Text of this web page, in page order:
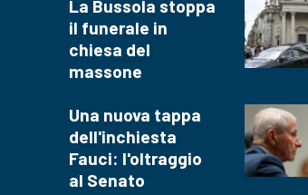
La Bussola stoppa
il funerale in
chiesa del
massone
Una nuova tappa
dell'inchiesta
Fauci: l'oltraggio
al Senato